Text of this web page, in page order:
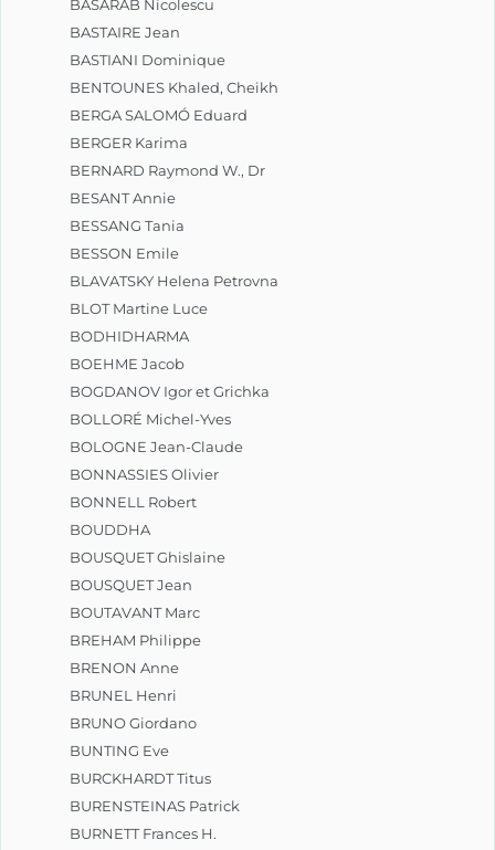
BASARAB Nicolescu
BASTAIRE Jean
BASTIANI Dominique
BENTOUNES Khaled, Cheikh
BERGA SALOMÓ Eduard
BERGER Karima
BERNARD Raymond W., Dr
BESANT Annie
BESSANG Tania
BESSON Emile
BLAVATSKY Helena Petrovna
BLOT Martine Luce
BODHIDHARMA
BOEHME Jacob
BOGDANOV Igor et Grichka
BOLLORÉ Michel-Yves
BOLOGNE Jean-Claude
BONNASSIES Olivier
BONNELL Robert
BOUDDHA
BOUSQUET Ghislaine
BOUSQUET Jean
BOUTAVANT Marc
BREHAM Philippe
BRENON Anne
BRUNEL Henri
BRUNO Giordano
BUNTING Eve
BURCKHARDT Titus
BURENSTEINAS Patrick
BURNETT Frances H.